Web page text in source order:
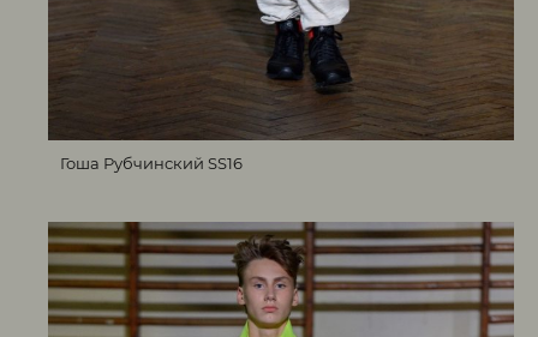
Гоша Рубчинский SS16